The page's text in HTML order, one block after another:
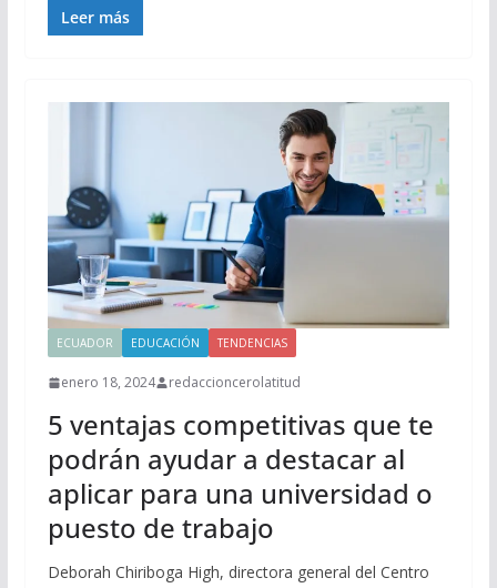
Leer más
ECUADOR EDUCACIÓN TENDENCIAS
enero 18, 2024 redaccioncerolatitud
5 ventajas competitivas que te
podrán ayudar a destacar al
aplicar para una universidad o
puesto de trabajo
Deborah Chiriboga High, directora general del Centro